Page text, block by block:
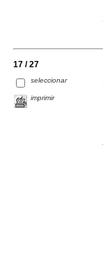
17 / 27
seleccionar
imprimir